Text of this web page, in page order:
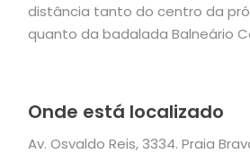
distância tanto do centro da
quanto da badalada Balneário
Onde está localizado
Av. Osvaldo Reis, 3334. Praia